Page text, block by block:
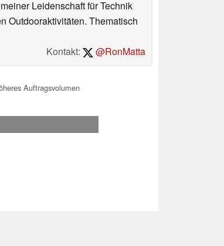
Leidenschaft für Technik
Outdooraktivitäten. Thematisch
Kontakt:
@RonMatta
Auftragsvolumen